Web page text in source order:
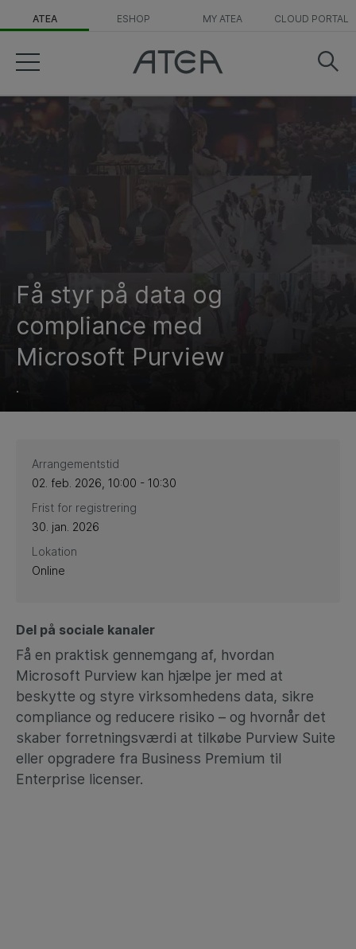
ATEA ESHOP MY ATEA CLOUD PORTAL
Få styr på data og
compliance med
Microsoft Purview
.
Få en praktisk gennemgang af, hvordan
Microsoft Purview kan hjælpe jer med at
beskytte og styre virksomhedens data, sikre
compliance og reducere risiko – og hvornår det
skaber forretningsværdi at tilkøbe Purview Suite
eller opgradere fra Business Premium til
Enterprise licenser.
Arrangementstid
02. feb. 2026, 10:00 - 10:30
Frist for registrering
30. jan. 2026
Lokation
Online
Del på sociale kanaler